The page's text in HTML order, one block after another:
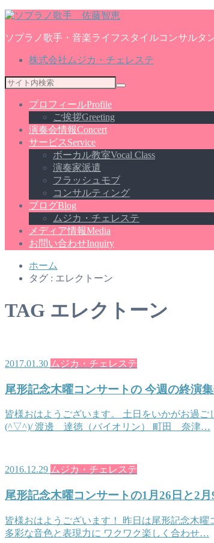
ソプラノ歌手・音楽ライフスタイルコンサルタ
株式会社ムジカ・チェレステ
プロフィールProfile
ご挨拶Greeting
演奏会情報Concert
サービス Service
ボーカル教室Vocal Class
演奏家派遣
フラッシュモブ
コンサルティング
ブログBlog
ムジカ・チェレステ
メディア情報Media
お問い合わせInquiry
ホーム
タグ : エレクトーン
TAG エレクトーン
2017.01.30 ムジカ・チェレステ
尾形記念木曜コンサートの 今週の終演
皆様おはようございます。 土日をいかがお過
(^▽^)/ 渡邊 達徳（バイオリン） 町田 奈津…
2016.12.29 ムジカ・チェレステ
尾形記念木曜コンサートの1月26日と2
皆様おはようございます！ 昨日は尾形記念木
多彩な音色と表現力に ワクワク楽しく合わせ…